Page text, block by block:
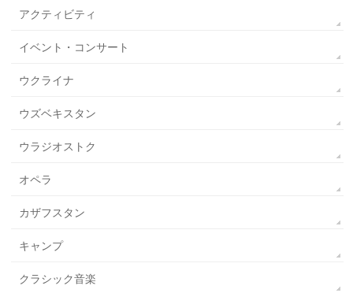
アクティビティ
イベント・コンサート
ウクライナ
ウズベキスタン
ウラジオストク
オペラ
カザフスタン
キャンプ
クラシック音楽